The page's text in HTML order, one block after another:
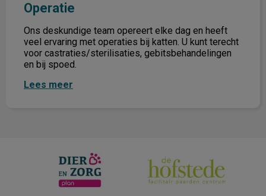
Operatie
Ons deskundige team opereert elke dag en heeft
veel ervaring met operaties bij katten. U kunt terecht
voor castraties/sterilisaties, gebitsbehandelingen
en bij spoed.
Lees meer